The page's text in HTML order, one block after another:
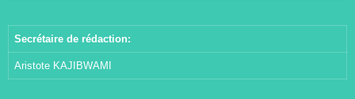
Secrétaire de rédaction:
Aristote KAJIBWAMI